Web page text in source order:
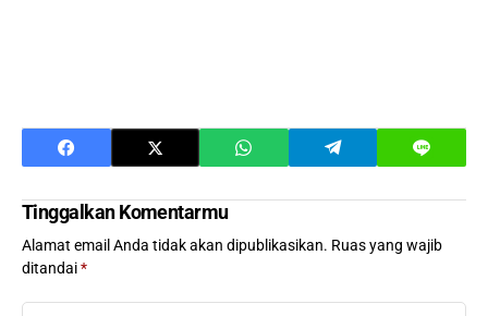
Tinggalkan Komentarmu
Alamat email Anda tidak akan dipublikasikan. Ruas yang wajib
ditandai*